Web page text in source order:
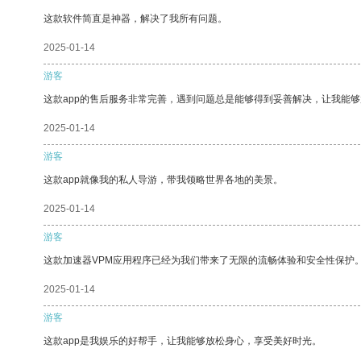
这款软件简直是神器，解决了我所有问题。
2025-01-14
游客
这款app的售后服务非常完善，遇到问题总是能够得到妥善解决，让我能够
2025-01-14
游客
这款app就像我的私人导游，带我领略世界各地的美景。
2025-01-14
游客
这款加速器VPM应用程序已经为我们带来了无限的流畅体验和安全性保护。
2025-01-14
游客
这款app是我娱乐的好帮手，让我能够放松身心，享受美好时光。